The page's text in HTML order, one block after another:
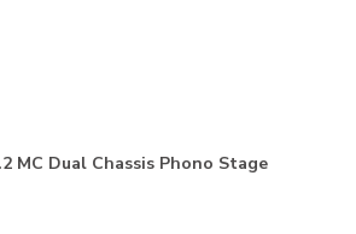
MC Dual Chassis Phono Stage